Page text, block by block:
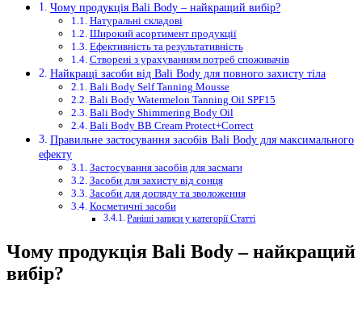
Чому продукція Bali Body – найкращий вибір?
Натуральні складові
Широкий асортимент продукції
Ефективність та результативність
Створені з урахуванням потреб споживачів
Найкращі засоби від Bali Body для повного захисту тіла
Bali Body Self Tanning Mousse
Bali Body Watermelon Tanning Oil SPF15
Bali Body Shimmering Body Oil
Bali Body BB Cream Protect+Correct
Правильне застосування засобів Bali Body для максимального
ефекту
Застосування засобів для засмаги
Засоби для захисту від сонця
Засоби для догляду та зволоження
Косметичні засоби
Раніші записи у категорії Статті
Чому продукція Bali Body – найкращий
вибір?